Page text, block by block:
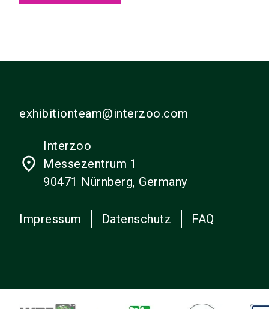
exhibitionteam@interzoo.com
place
Interzoo
Messezentrum 1
90471 Nürnberg, Germany
Impressum Datenschutz FAQ